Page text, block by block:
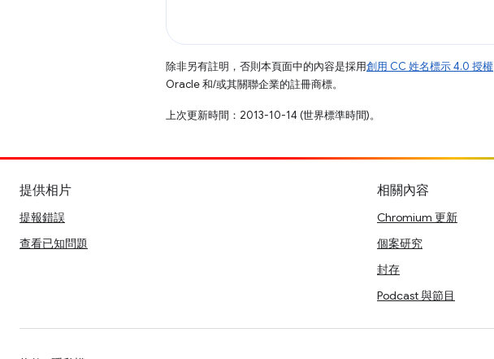
除非另有註明，否則本頁面中的內容是採用創用 CC 姓名標示 4.0 授權
Oracle 和/或其關聯企業的註冊商標。
上次更新時間：2013-10-14 (世界標準時間)。
提供相片
提報錯誤
查看已知問題
相關內容
Chromium 更新
個案研究
封存
Podcast 與節目